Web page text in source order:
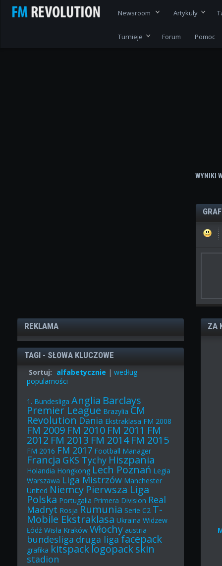
Newsroom Artykuły
Turnieje Forum Pomoc
WYNIKI
REKLAMA
TAGI - SŁOWA KLUCZOWE
Sortuj: alfabetycznie |według
popularności
1. Bundesliga Anglia Barclays
Premier League Brazylia CM
Revolution Dania Ekstraklasa FM 2008
FM 2009 FM 2010 FM 2011 FM
2012 FM 2013 FM 2014 FM 2015
FM 2016 FM 2017 Football Manager
Francja GKS Tychy Hiszpania
Holandia Hongkong Lech Poznań Legia
Warszawa Liga Mistrzów Manchester
United Niemcy Pierwsza Liga
Polska Portugalia Primera Division Real
Madryt Rosja Rumunia Serie C2 T-
Mobile Ekstraklasa Ukraina Widzew
Łódź Wisła Kraków Włochy austria
bundesliga druga ligafacepack
grafika kitspacklogopackskin
stadion
ZA